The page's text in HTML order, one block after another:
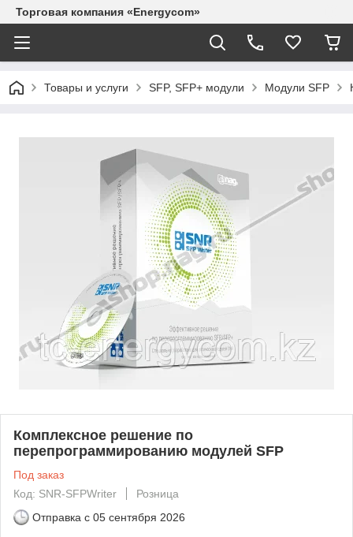
Торговая компания «Energycom»
Товары и услуги SFP, SFP+ модули Модули SFP
Комплексное решение по
перепрограммированию модулей SFP
Под заказ
Код: SNR-SFPWriter
Розница
Отправка с 05 сентября 2026